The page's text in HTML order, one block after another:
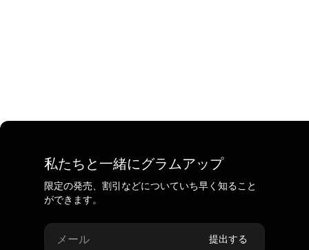
私たちと一緒にグラムアップ
限定の発売、割引などについていち早く知ること
ができます。
メール 提出する